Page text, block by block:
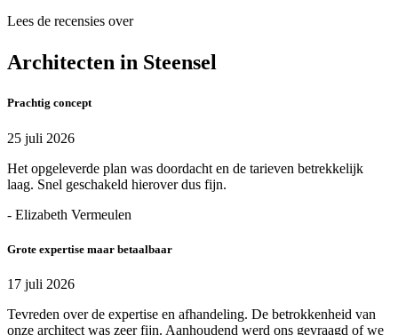
Lees de recensies over
Architecten in Steensel
Prachtig concept
25 juli 2026
Het opgeleverde plan was doordacht en de tarieven betrekkelijk
laag. Snel geschakeld hierover dus fijn.
- Elizabeth Vermeulen
Grote expertise maar betaalbaar
17 juli 2026
Tevreden over de expertise en afhandeling. De betrokkenheid van
onze architect was zeer fijn. Aanhoudend werd ons gevraagd of we